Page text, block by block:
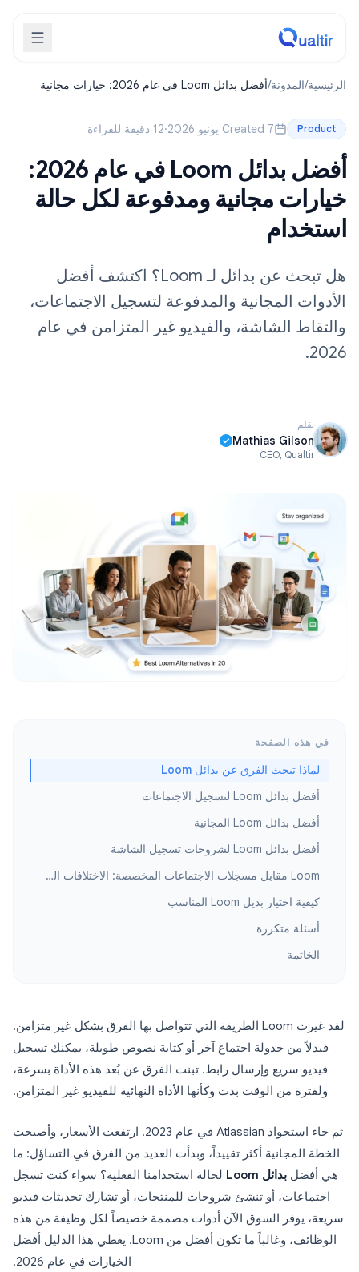
الرئيسية/المدونة/
أفضل بدائل Loom في عام 2026: خيارات مجانية
Product Created 7 يونيو 2026 ·12 دقيقة للقراءة
أفضل بدائل Loom في عام 2026:
خيارات مجانية ومدفوعة لكل حالة
استخدام
هل تبحث عن بدائل لـ Loom؟ اكتشف أفضل
الأدوات المجانية والمدفوعة لتسجيل الاجتماعات،
والتقاط الشاشة، والفيديو غير المتزامن في عام
2026.
بقلم
Mathias Gilson
CEO, Qualtir
في هذه الصفحة
لماذا تبحث الفرق عن بدائل Loom
أفضل بدائل Loom لتسجيل الاجتماعات
أفضل بدائل Loom المجانية
أفضل بدائل Loom لشروحات تسجيل الشاشة
Loom مقابل مسجلات الاجتماعات المخصصة: الاختلافات الرئيسية
كيفية اختيار بديل Loom المناسب
أسئلة متكررة
الخاتمة
لقد غيرت Loom الطريقة التي تتواصل بها الفرق بشكل غير متزامن.
فبدلاً من جدولة اجتماع آخر أو كتابة نصوص طويلة، يمكنك تسجيل
فيديو سريع وإرسال رابط. تبنت الفرق عن بُعد هذه الأداة بسرعة،
ولفترة من الوقت بدت وكأنها الأداة النهائية للفيديو غير المتزامن.
ثم جاء استحواذ Atlassian في عام 2023. ارتفعت الأسعار، وأصبحت
الخطة المجانية أكثر تقييداً، وبدأت العديد من الفرق في التساؤل: ما
هي أفضل بدائل Loom
لحالة استخدامنا الفعلية؟ سواء كنت تسجل
اجتماعات، أو تنشئ شروحات للمنتجات، أو تشارك تحديثات فيديو
سريعة، يوفر السوق الآن أدوات مصممة خصيصاً لكل وظيفة من هذه
الوظائف، وغالباً ما تكون أفضل من Loom. يغطي هذا الدليل أفضل
الخيارات في عام 2026.